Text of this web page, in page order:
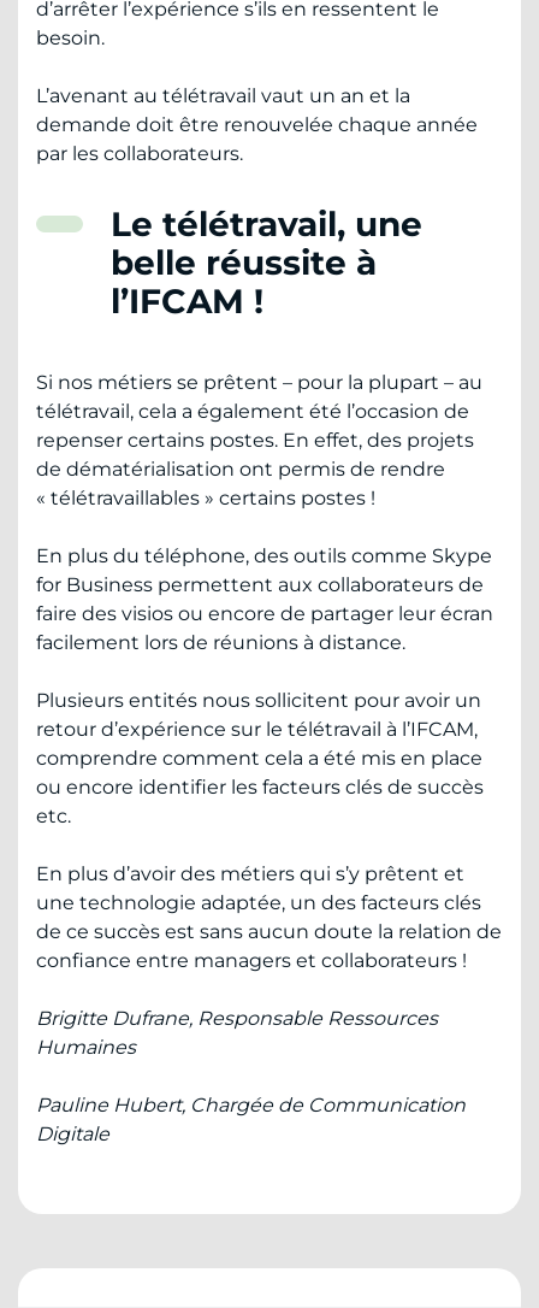
d’arrêter l’expérience s’ils en ressentent le
besoin.
L’avenant au télétravail vaut un an et la
demande doit être renouvelée chaque année
par les collaborateurs.
Le télétravail, une
belle réussite à
l’IFCAM !
Si nos métiers se prêtent – pour la plupart – au
télétravail, cela a également été l’occasion de
repenser certains postes. En effet, des projets
de dématérialisation ont permis de rendre
« télétravaillables » certains postes !
En plus du téléphone, des outils comme Skype
for Business permettent aux collaborateurs de
faire des visios ou encore de partager leur écran
facilement lors de réunions à distance.
Plusieurs entités nous sollicitent pour avoir un
retour d’expérience sur le télétravail à l’IFCAM,
comprendre comment cela a été mis en place
ou encore identifier les facteurs clés de succès
etc.
En plus d’avoir des métiers qui s’y prêtent et
une technologie adaptée, un des facteurs clés
de ce succès est sans aucun doute la relation de
confiance entre managers et collaborateurs !
Brigitte Dufrane, Responsable Ressources
Humaines
Pauline Hubert, Chargée de Communication
Digitale